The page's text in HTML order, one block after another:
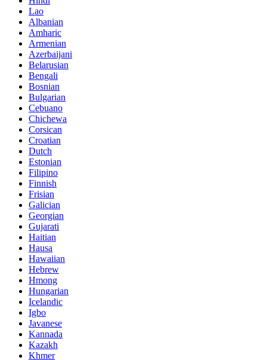
Lao
Albanian
Amharic
Armenian
Azerbaijani
Belarusian
Bengali
Bosnian
Bulgarian
Cebuano
Chichewa
Corsican
Croatian
Dutch
Estonian
Filipino
Finnish
Frisian
Galician
Georgian
Gujarati
Haitian
Hausa
Hawaiian
Hebrew
Hmong
Hungarian
Icelandic
Igbo
Javanese
Kannada
Kazakh
Khmer